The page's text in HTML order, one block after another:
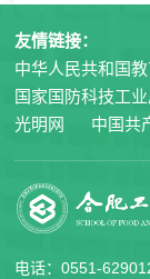
友情链接：
中华人民共和国
国家国防科技工
光明网
中国共
电话：0551-